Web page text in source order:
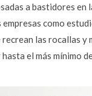
a bastidores en
como
las rocallas y
el más mínimo